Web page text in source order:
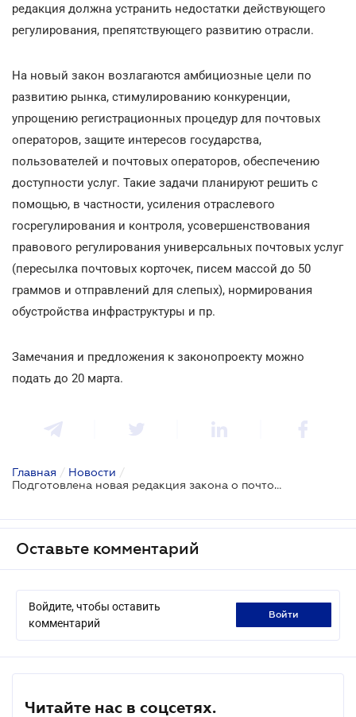
редакция должна устранить недостатки действующего
регулирования, препятствующего развитию отрасли.
На новый закон возлагаются амбициозные цели по
развитию рынка, стимулированию конкуренции,
упрощению регистрационных процедур для почтовых
операторов, защите интересов государства,
пользователей и почтовых операторов, обеспечению
доступности услуг. Такие задачи планируют решить с
помощью, в частности, усиления отраслевого
госрегулирования и контроля, усовершенствования
правового регулирования универсальных почтовых услуг
(пересылка почтовых корточек, писем массой до 50
граммов и отправлений для слепых), нормирования
обустройства инфраструктуры и пр.
Замечания и предложения к законопроекту можно
подать до 20 марта.
Главная / Новости /
Подготовлена новая редакция закона о почтовой связи
Оставьте комментарий
Войдите, чтобы оставить
комментарий
войти
Читайте нас в соцсетях.